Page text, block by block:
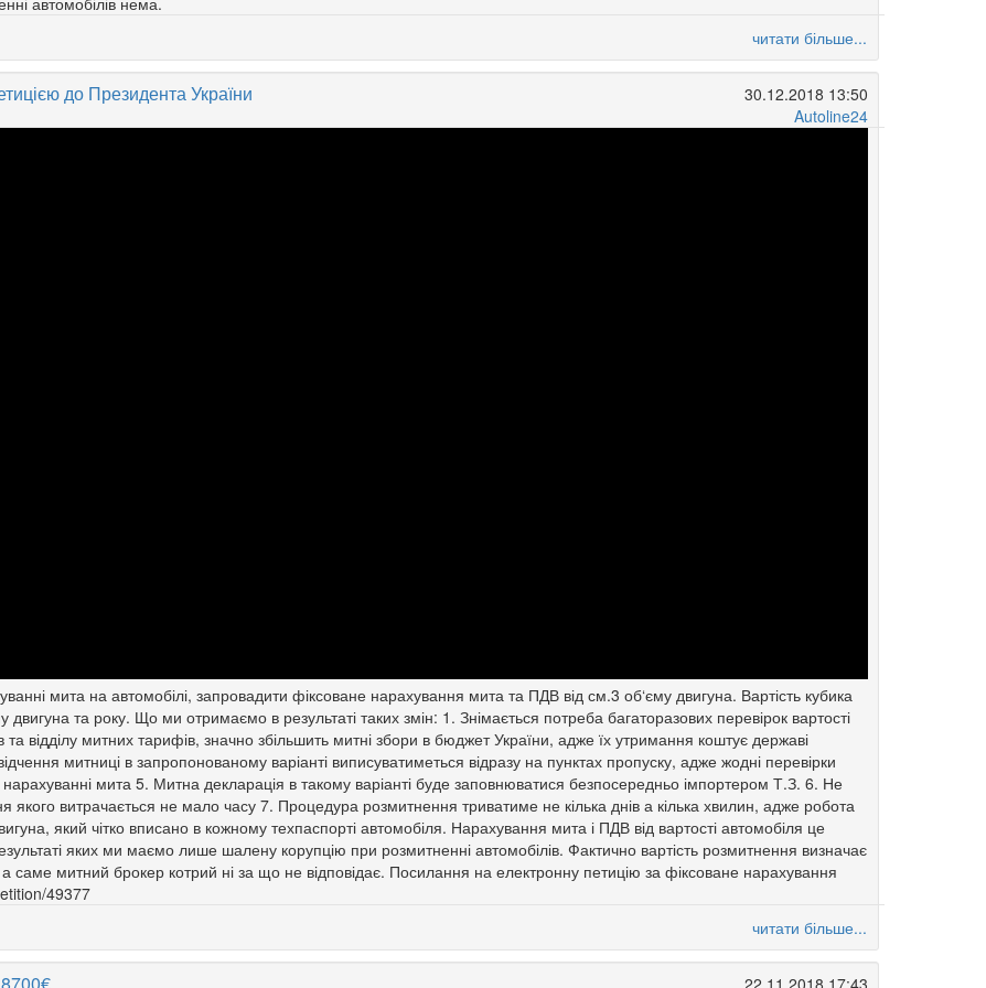
читати більше...
до Президента України
30.12.2018 13:50
Autoline24
мита на автомобілі, запровадити фіксоване нарахування мита та ПДВ від см.3 об‘єму двигуна. Вартість кубика
двигуна та року. Що ми отримаємо в результаті таких змін: 1. Знімається потреба багаторазових перевірок вартості
та відділу митних тарифів, значно збільшить митні збори в бюджет України, адже їх утримання коштує державі
митниці в запропонованому варіанті виписуватиметься відразу на пунктах пропуску, адже жодні перевірки
нарахуванні мита 5. Митна декларація в такому варіанті буде заповнюватися безпосередньо імпортером Т.З. 6. Не
якого витрачається не мало часу 7. Процедура розмитнення триватиме не кілька днів а кілька хвилин, адже робота
який чітко вписано в кожному техпаспорті автомобіля. Нарахування мита і ПДВ від вартості автомобіля це
яких ми маємо лише шалену корупцію при розмитненні автомобілів. Фактично вартість розмитнення визначає
саме митний брокер котрий ні за що не відповідає. Посилання на електронну петицію за фіксоване нарахування
49377
читати більше...
22.11.2018 17:43